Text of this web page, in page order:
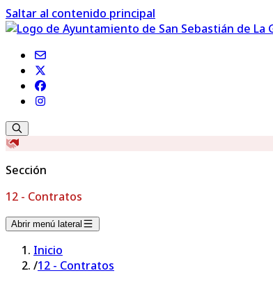
Saltar al contenido principal
Sección
12 - Contratos
Abrir menú lateral
Inicio
/12 - Contratos